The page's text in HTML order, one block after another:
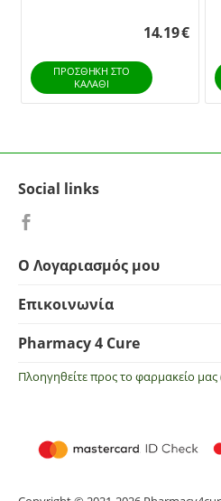
14.19€
ΠΡΟΣΘΉΚΗ ΣΤΟ
ΚΑΛΆΘΙ
Social links
Ο Λογαριασμός μου
Επικοινωνία
Pharmacy 4 Cure
Πλοηγηθείτε προς το φαρμακείο